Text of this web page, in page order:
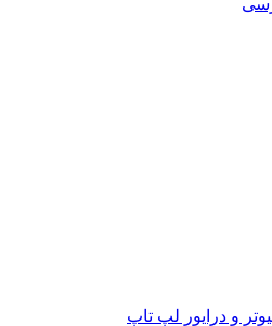
و درایور لپ تاپ